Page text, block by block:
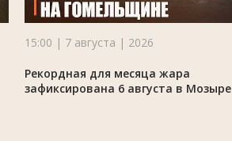
15:00 | 7 августа | 2026
Рекордная для месяца жара
зафиксирована 6 августа в Мозыре